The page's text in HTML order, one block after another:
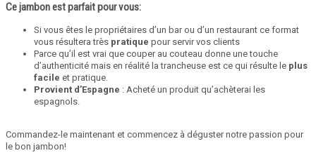
Ce jambon est parfait pour vous:
Si vous êtes le propriétaires d’un bar ou d’un restaurant ce format
vous résultera très pratique pour servir vos clients
Parce qu’il est vrai que couper au couteau donne une touche
d’authenticité mais en réalité la trancheuse est ce qui résulte le plus
facile et pratique.
Provient d’Espagne : Acheté un produit qu’achèterai les
espagnols.
Commandez-le maintenant et commencez à déguster notre passion pour
le bon jambon!